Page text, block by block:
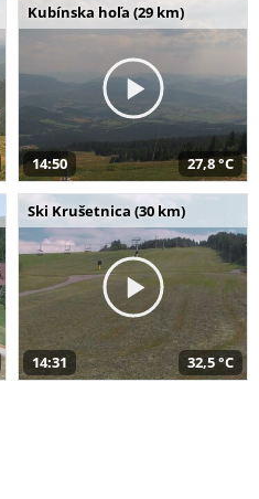
Kubínska hoľa (29 km)
14:50 27,8 °C
Ski Krušetnica (30 km)
14:31 32,5 °C